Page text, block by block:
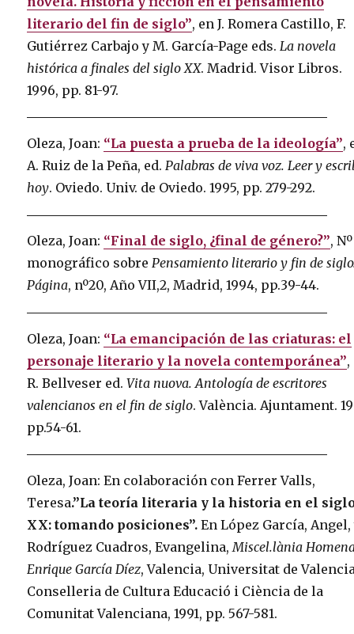
literario del fin de siglo”, en J. Romera Castillo, F.
Gutiérrez Carbajo y M. García-Page eds. La novela
histórica a finales del siglo XX. Madrid. Visor Libros.
1996, pp. 81-97.
Oleza, Joan: “La puesta a prueba de la ideología”,
A. Ruiz de la Peña, ed. Palabras de viva voz. Leer y
hoy. Oviedo. Univ. de Oviedo. 1995, pp. 279-292.
Oleza, Joan: “Final de siglo, ¿final de género?”, Nº
monográfico sobrePensamiento literario y fin de
Página, nº20, Año VII,2, Madrid, 1994, pp.39-44.
Oleza, Joan: “La emancipación de las criaturas: el
personaje literario y la novela contemporánea”,
R. Bellveser ed. Vita nuova. Antología de escritores
valencianos en el fin de siglo. València. Ajuntament.
pp.54-61.
Oleza, Joan: En colaboración con Ferrer Valls,
Teresa.”La teoría literaria y la historia en el
XX: tomando posiciones”.En López García, Angel,
Rodríguez Cuadros, Evangelina,Miscel.lània
Enrique García Díez, Valencia, Universitat de
Conselleria de Cultura Educació i Ciència de la
Comunitat Valenciana, 1991, pp. 567-581.